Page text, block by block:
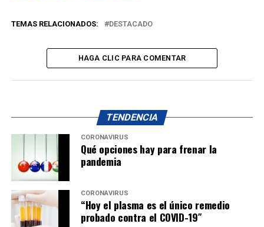
TEMAS RELACIONADOS: DESTACADO
HAGA CLIC PARA COMENTAR
TENDENCIA
CORONAVIRUS
Qué opciones hay para frenar la
pandemia
CORONAVIRUS
“Hoy el plasma es el único remedio
probado contra el COVID-19″